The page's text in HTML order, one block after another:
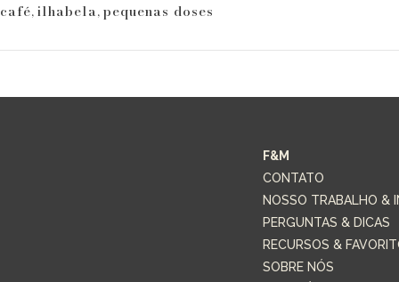
café,ilhabela,pequenas doses
F&M
CONTATO
NOSSO TRABALHO &
PERGUNTAS & DICAS
RECURSOS &
SOBRE NÓS